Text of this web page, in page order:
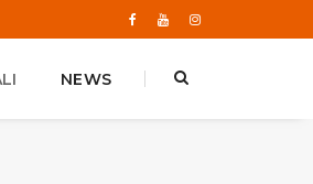
NEWS